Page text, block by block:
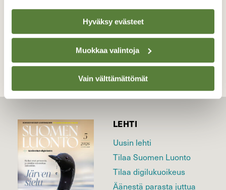
Hyväksy evästeet
Muokkaa valintoja
Vain välttämättömät
LEHTI
Uusin lehti
Tilaa Suomen Luonto
Tilaa digilukuoikeus
Äänestä parasta juttua